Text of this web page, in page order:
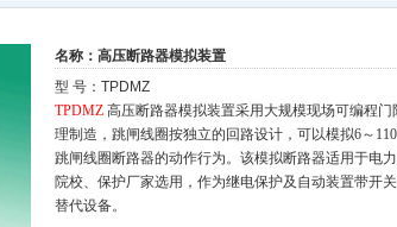
名称：高压断路器模拟装置
型 号：TPDMZ
TPDMZ 高压断路器模拟装置采用大规模现场可编程
理制造，跳闸线圈按独立的回路设计，可以模拟6～
跳闸线圈断路器的动作行为。该模拟断路器适用于电
院校、保护厂家选用，作为继电保护及自动装置带开
替代设备。